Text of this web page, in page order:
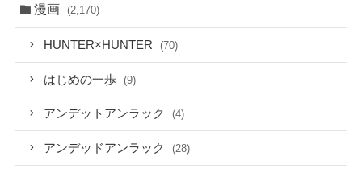
漫画 (2,170)
HUNTER×HUNTER (70)
はじめの一歩 (9)
アンデットアンラック (4)
アンデッドアンラック (28)